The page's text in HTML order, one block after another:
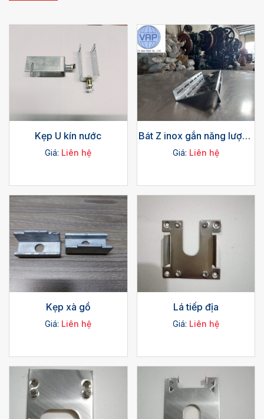
Kẹp U kín nước
Giá: Liên hệ
Bát Z inox gắn năng lượng
mặt trời
Giá: Liên hệ
Kẹp xà gồ
Giá: Liên hệ
Lá tiếp địa
Giá: Liên hệ